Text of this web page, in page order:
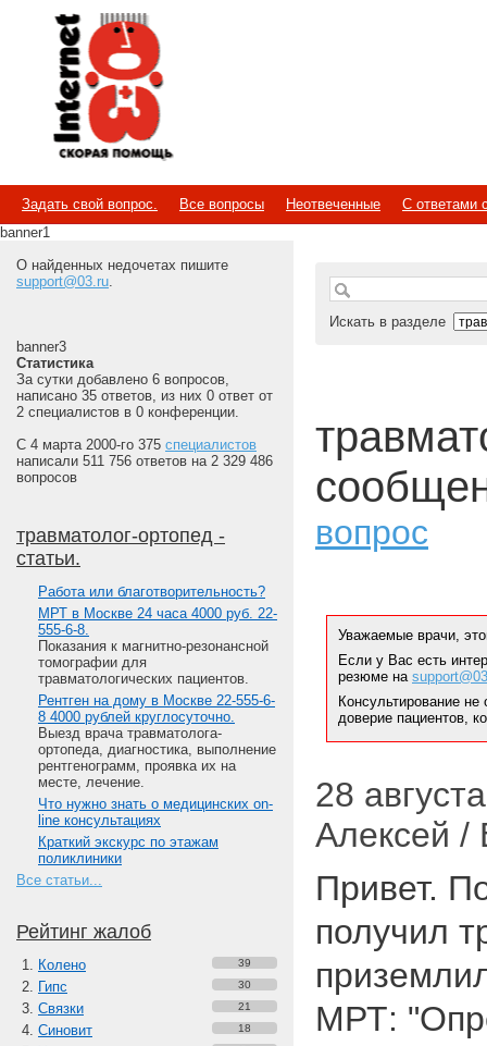
Internet
Скорая помощь
Задать свой вопрос. Все вопросы Неотвеченные
С ответами
banner1
О найденных недочетах пишите
support@03.ru.
banner3
Статистика
За сутки добавлено 6 вопросов,
написано 35 ответов, из них 0 ответ от
2 специалистов в 0 конференции.
С 4 марта 2000-го 375 специалистов
написали 511 756 ответов на 2 329 486
вопросов
травматолог-ортопед -
статьи.
Работа или благотворительность?
МРТ в Москве 24 часа 4000 руб. 22-
555-6-8.
Показания к магнитно-резонансной
томографии для
травматологических пациентов.
Рентген на дому в Москве 22-555-6-
8 4000 рублей круглосуточно.
Выезд врача травматолога-
ортопеда, диагностика, выполнение
рентгенограмм, проявка их на
месте, лечение.
Что нужно знать о медицинских on-
line консультациях
Краткий экскурс по этажам
поликлиники
Все статьи...
Рейтинг жалоб
Колено 39
Гипс 30
Связки 21
Синовит 18
Искать в разделе
вопрос
Уважаемые врачи,
Если у Вас есть
резюме на
Консультирование
доверие пациентов,
28
Алексей /
Привет.
получил
МРТ: